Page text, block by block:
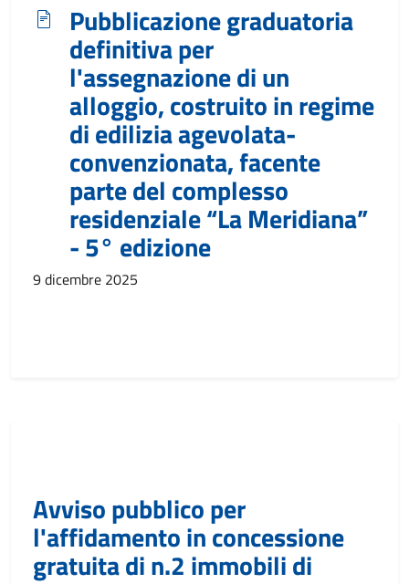
Pubblicazione graduatoria
definitiva per
l'assegnazione di un
alloggio, costruito in regime
di edilizia agevolata-
convenzionata, facente
parte del complesso
residenziale “La Meridiana”
- 5° edizione
9 dicembre 2025
Avviso pubblico per
l'affidamento in concessione
gratuita di n.2 immobili di